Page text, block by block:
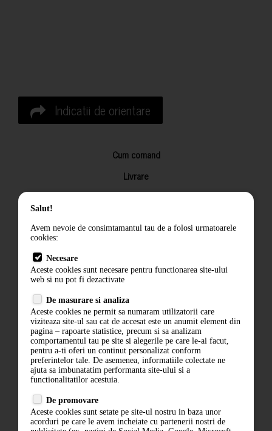
Indicatii de orientare
Cum comand
Livrare
Returnarea produselor
Termeni si conditii
Politica de confidentialitate
ANPC
ABONARE LA NEWSLETTER
Salut!
Avem nevoie de consimtamantul tau de a folosi urmatoarele
cookies:
Necesare
Aceste cookies sunt necesare pentru functionarea site-ului
web si nu pot fi dezactivate
De masurare si analiza
Aceste cookies ne permit sa numaram utilizatorii care
viziteaza site-ul sau cat de accesat este un anumit element din
pagina – rapoarte statistice, precum si sa analizam
comportamentul tau pe site si alegerile pe care le-ai facut,
pentru a-ti oferi un continut personalizat conform
preferintelor tale. De asemenea, informatiile colectate ne
ajuta sa imbunatatim performanta site-ului si a
functionalitatilor acestuia.
De promovare
Aceste cookies sunt setate pe site-ul nostru in baza unor
acorduri pe care le avem incheiate cu partenerii nostri de